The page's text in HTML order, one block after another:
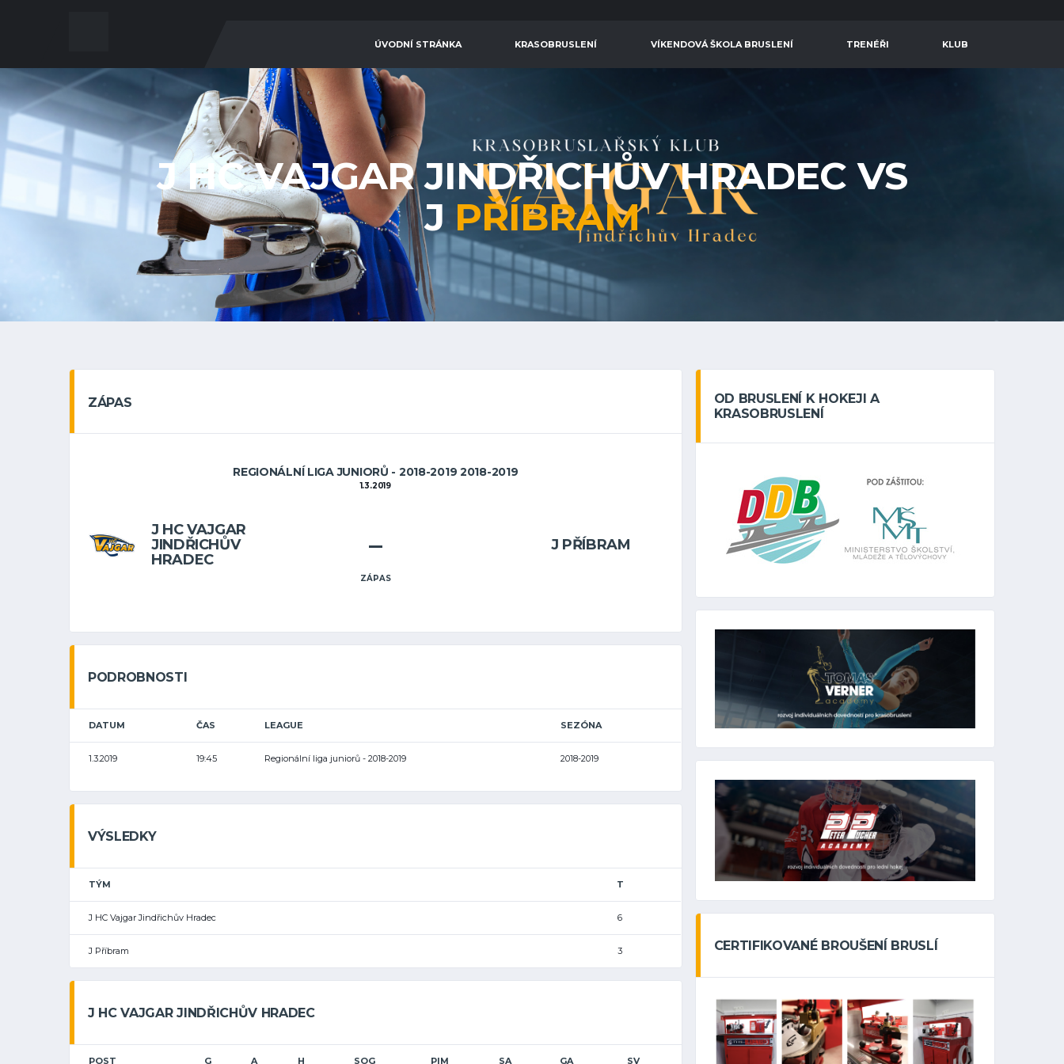
ÚVODNÍ STRÁNKA KRASOBRUSLENÍ VÍKENDOVÁ ŠKOLA BRUSLENÍ TRENÉŘI KLUB
J HC VAJGAR JINDŘICHŮV HRADEC VS
J PŘÍBRAM
ZÁPAS
REGIONÁLNÍ LIGA JUNIORŮ - 2018-2019 2018-2019
1.3.2019
J HC VAJGAR
JINDŘICHŮV
HRADEC
J PŘÍBRAM
–
ZÁPAS
PODROBNOSTI
DATUM ČAS LEAGUE SEZÓNA
1.3.2019 19:45 Regionální liga juniorů - 2018-2019 2018-2019
VÝSLEDKY
TÝM T
J HC Vajgar Jindřichův Hradec 6
J Příbram 3
J HC VAJGAR JINDŘICHŮV HRADEC
POST G A H SOG PIM SA GA SV
OD BRUSLENÍ K HOKEJI A
KRASOBRUSLENÍ
CERTIFIKOVANÉ BROUŠENÍ BRUSLÍ